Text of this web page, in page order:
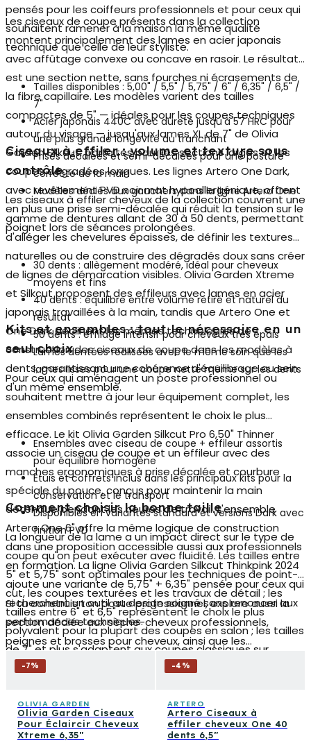
pensés pour les coiffeurs professionnels et pour ceux qui
souhaitent ramener à la maison la même qualité
technique que celle de leur styliste.
Les ciseaux de coupe présents dans la collection
montent principalement deslames en acier japonais
avec affûtage convexe ou concave en rasoir. Le résultat
est une section nette, sans fourches ni écrasements de
la fibre capillaire. Les modèles varient des tailles
compactes de 5" — idéales pour les coupes techniques
autour du visage — jusqu'aux lames XL de 7" de Olivia
Garden Silkcut, parfaites pour les sections larges et les
coupes dégradées longues. Les lignes Artero One Dark,
avec revêtement PVD noir mat hypoallergénique, offrent
en plus une prise semi-décalée qui réduit la tension sur le
poignet lors de séances prolongées.
Tailles disponibles : 5,00" / 5,5" / 5,75" / 6" / 6,35" / 6,5" /
7"
Acier japonais 440C avec dureté jusqu'à 57 HRC pour
une plus grande longévité du tranchant
Prises décalées et semi-décalées pour une posture
correcte de la main
Modèles dédiés aux gauchers dans la ligne Artero One
Ciseaux à effiler : volume et texture sous
contrôle
Les ciseaux à effiler cheveuxde la collection couvrent une
gamme de dentures allant de 30 à 50 dents, permettant
d'alléger les chevelures épaisses, de définir les textures
naturelles ou de construire des dégradés doux sans créer
de lignes de démarcation visibles. Olivia Garden Xtreme
et Silkcut proposent des effileurs avec lames en acier
japonais travaillées à la main, tandis que Artero One et
One Dark déclinent les mêmes technologies de
construction des ciseaux de coupe dans les modèles à
dents, garantissant une cohérence d'équilibrage au sein
d'un même ensemble.
30 dents : allègement modéré, idéal pour cheveux
moyens et fins
40 dents : équilibre entre volume retiré et naturel du
résultat
50 dents : effilage intensif pour cheveux très épais
Lames dentées réalisées avec le même soin que les
lames lisses pour une coupe nette même sur les dents
Kits et ensembles : tout le nécessaire en un
seul choix
Pour ceux qui aménagent un poste professionnel ou
souhaitent mettre à jour leur équipement complet, les
ensembles combinés représentent le choix le plus
efficace. Le kit Olivia Garden Silkcut Pro 6,50" Thinner
associe un ciseau de coupe et un effileur avec des
manches ergonomiques à prise décalée et courbure
spéciale du pouce, conçus pour maintenir la main
détendue pendant les heures de travail. L'ensemble
Artero One 6"offre la même logique de construction
dans une proposition accessible aussi aux professionnels
en formation. La ligne Olivia Garden Silkcut Thinkpink 2024
ajoute une variante de 5,75" + 6,35" pensée pour ceux qui
recherchent un outil au design soigné sans renoncer aux
performances techniques.
Ensembles avec ciseau de coupe + effileur assortis
pour équilibre homogène
Étuis et coffrets inclus dans les principaux kits pour la
conservation et le transport
Disponibles en variantes standard et versions Dark avec
finition PVD
Comment choisir la bonne taille
La longueur de la lame a un impact direct sur le type de
coupe qu'on peut exécuter avec fluidité. Les tailles entre
5" et 5,75" sont optimales pour les techniques de point-
cut, les coupes texturées et les travaux de détail ; les
tailles entre 6" et 6,5" représentent le choix le plus
polyvalent pour la plupart des coupes en salon ; les tailles
de 7" et plus s'adaptent aux coupes classiques sur
cheveux longs et aux techniques de coupe droite. Tenir
prise qui ne force pas la main réduit la fatigue et
augmente la précision à long terme.
Si tu construis ton poste professionnel, explore aussi la
section dédiée aux sèche-cheveux professionnels,
peignes et brosses pour cheveux, ainsi que les
accessoires de coupe comme les capes et les capes
ciseau.
-7%
OLIVIA GARDEN
Olivia Garden Ciseaux
Pour Éclaircir Cheveux
Xtreme 6,35"
-4 %
ARTERO
Artero Ciseaux à
effiler cheveux One 40
dents 6,5″